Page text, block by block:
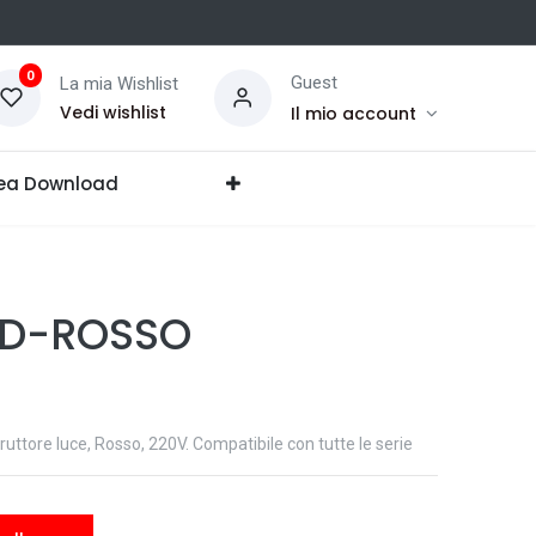
0 La mia Wishlist
Vedi wishlist
Guest
Il mio account
Download
ROSSO
luce, Rosso, 220V. Compatibile con tutte le serie